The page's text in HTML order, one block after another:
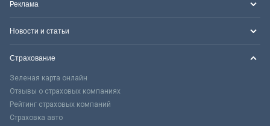
Реклама
Новости и статьи
Страхование
Зеленая карта онлайн
Отзывы о страховых компаниях
Рейтинг страховых компаний
Страховка авто